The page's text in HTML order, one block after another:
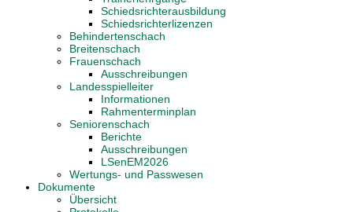
Schiedsrichterausbildung
Schiedsrichterlizenzen
Behindertenschach
Breitenschach
Frauenschach
Ausschreibungen
Landesspielleiter
Informationen
Rahmenterminplan
Seniorenschach
Berichte
Ausschreibungen
LSenEM2026
Wertungs- und Passwesen
Dokumente
Übersicht